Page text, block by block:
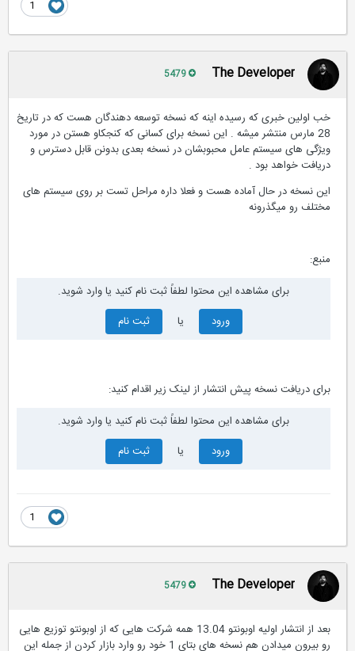
The Developer
خب اولین خبری که رسیده اینه که نسخه توسعه دهندگان هست که در تاریخ
28 مارس منتشر میشه . این نسخه برای کسانی که کنجکاو هستن در مورد
ویژگی های سیستم عامل محبوبشان در نسخه بعدی بدونن قابل دسترس و
دریافت خواهد بود .
این نسخه در حال آماده هست و فعلا داره مراحل تست بر روی سیستم های
مختلف رو میگذرونه
منبع:
برای مشاهده این محتوا لطفاً ثبت نام کنید یا وارد شوید.
ورود
ثبت نام
برای دریافت نسخه پیش انتشار از لینک زیر اقدام کنید:
برای مشاهده این محتوا لطفاً ثبت نام کنید یا وارد شوید.
ورود
ثبت نام
The Developer
بعد از انتشار اولیه اوبونتو 13.04 همه شرکت هایی که از اوبونتو توزیع هایی
رو بیرون میدادن هم نسخه های بتای 1 خود رو وارد بازار کردن از جمله این